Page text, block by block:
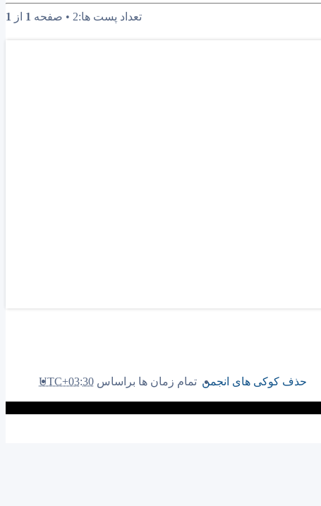
تعداد پست ها:2 • صفحه 1 از 1
تمام زمان ها براساس UTC+03:30 حذف کوکی های انجمن